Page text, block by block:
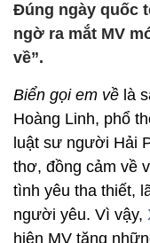
Đúng ngày quốc
ngờ ra mắt MV
về”.
Biển gọi em về là
Hoàng Linh, phổ
luật sư người Hải
thơ, đồng cảm về
tình yêu tha thiết,
người yêu. Vì vậy,
hiện MV tặng